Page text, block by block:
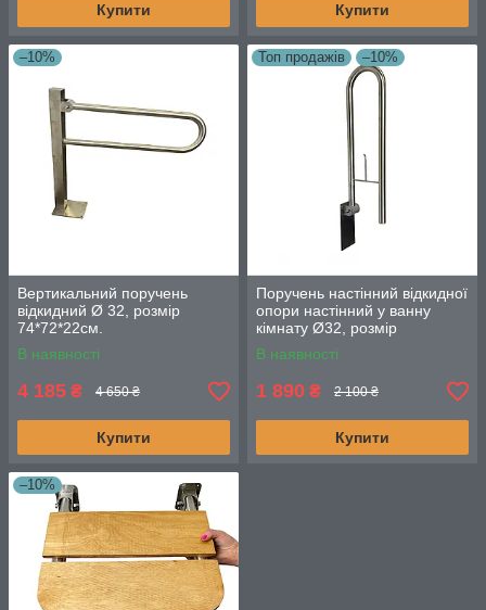
Купити Купити
–10%
Вертикальний поручень
відкидний Ø 32, розмір
74*72*22см.
В наявності
4 185 ₴ 4 650 ₴
Купити
Топ продажів –10%
Поручень настінний відкидної
опори настінний у ванну
кімнату Ø32, розмір
73х23х11см.
В наявності
1 890 ₴ 2 100 ₴
Купити
–10%